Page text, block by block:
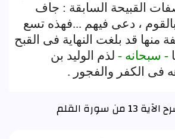
القبيحة السابقة : جاف
، دعى فيهم ...فهذه تسع
قد بلغت النهاية فى القبح
- سبحانه - لذم الوليد بن
فى الكفر والفجور .
13 من سورة القلم